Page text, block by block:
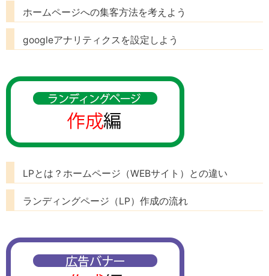
ホームページへの集客方法を考えよう
googleアナリティクスを設定しよう
LPとは？ホームページ（WEBサイト）との違い
ランディングページ（LP）作成の流れ